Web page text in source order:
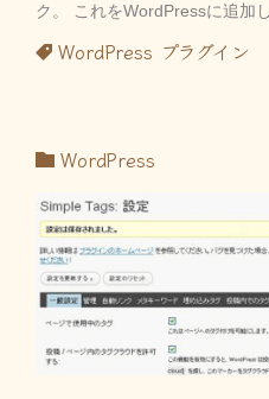
ク。 これをWordPressに追加
WordPress プラグイン
WordPress